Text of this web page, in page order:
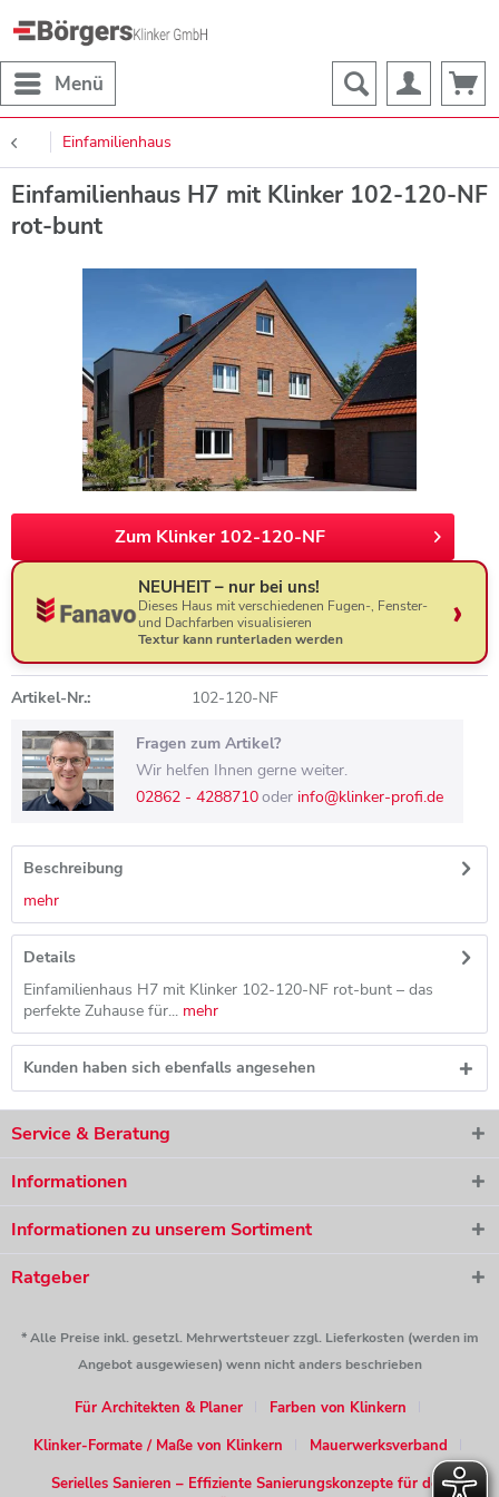
Menü
Einfamilienhaus
Einfamilienhaus H7 mit Klinker 102-120-NF
rot-bunt
Zum Klinker 102-120-NF
NEUHEIT – nur bei uns!
Dieses Haus mit verschiedenen Fugen-, Fenster-
und Dachfarben visualisieren
Textur kann runterladen werden
Artikel-Nr.: 102-120-NF
Fragen zum Artikel?
Wir helfen Ihnen gerne weiter.
02862 - 4288710oder info@klinker-profi.de
Beschreibung
mehr
Details
Einfamilienhaus H7 mit Klinker 102-120-NF rot-bunt – das
perfekte Zuhause für... mehr
Kunden haben sich ebenfalls angesehen
Service & Beratung
Informationen
Informationen zu unserem Sortiment
Ratgeber
* Alle Preise inkl. gesetzl. Mehrwertsteuer zzgl. Lieferkosten (werden im
Angebot ausgewiesen) wenn nicht anders beschrieben
Für Architekten & Planer
Farben von Klinkern
Klinker-Formate / Maße von Klinkern
Mauerwerksverband
Serielles Sanieren – Effiziente Sanierungskonzepte für den